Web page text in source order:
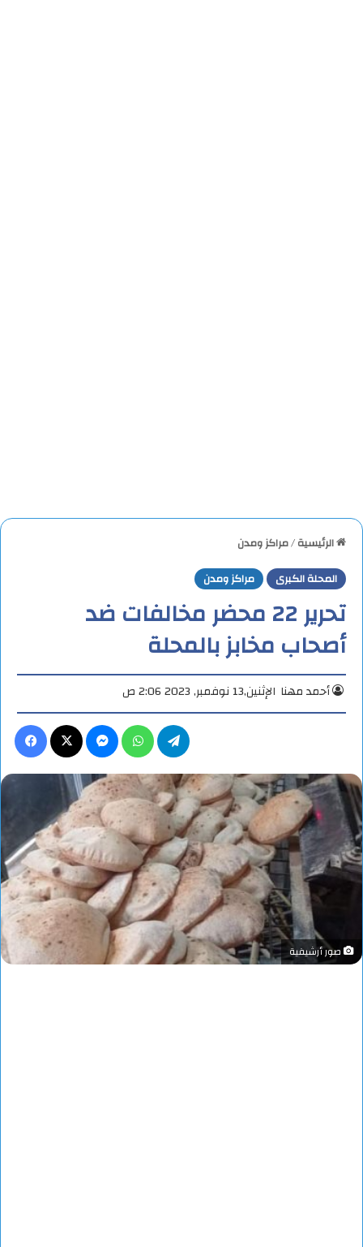
الرئيسية/مراكز ومدن
المحلة الكبرى
مراكز ومدن
تحرير 22 محضر مخالفات ضد
أصحاب مخابز بالمحلة
أحمد مهنا الإثنين,13 نوفمبر, 2023 2:06 ص
ماسنجر واتساب تيلقرام
صور أرشيفية